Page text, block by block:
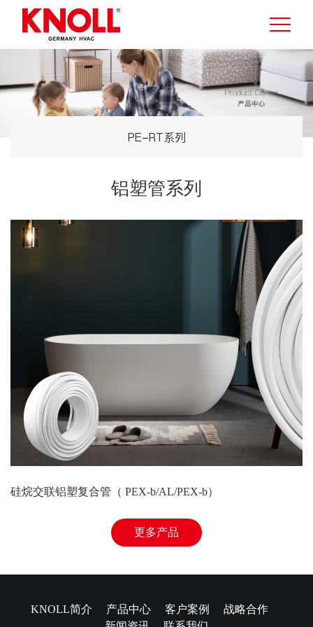
PE-RT系列
铝塑管系列
硅烷交联铝塑复合管（ PEX-b/AL/PEX-b）
更多产品
KNOLL简介 产品中心 客户案例
战略合作